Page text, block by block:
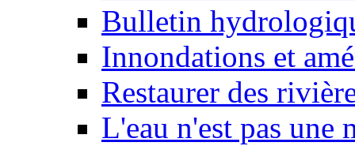
Bulletin
Innondations et
Restaurer des
L'eau n'est pas une